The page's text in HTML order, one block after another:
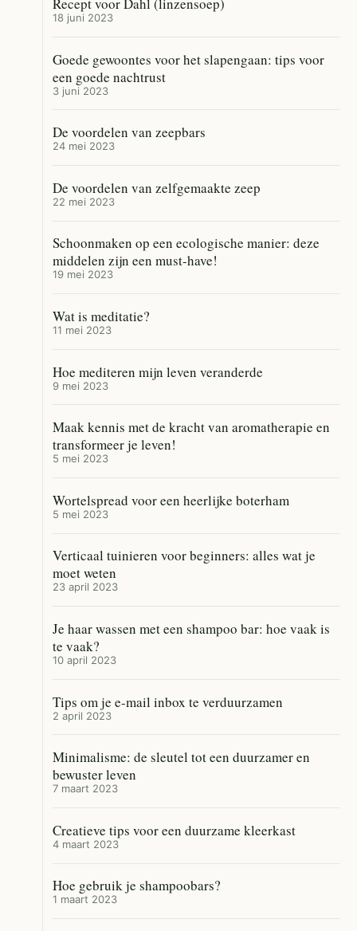
18 juni 2023
Goede gewoontes voor het slapengaan: tips voor
een goede nachtrust
3 juni 2023
De voordelen van zeepbars
24 mei 2023
De voordelen van zelfgemaakte zeep
22 mei 2023
Schoonmaken op een ecologische manier: deze
middelen zijn een must-have!
19 mei 2023
Wat is meditatie?
11 mei 2023
Hoe mediteren mijn leven veranderde
9 mei 2023
Maak kennis met de kracht van aromatherapie en
transformeer je leven!
5 mei 2023
Wortelspread voor een heerlijke boterham
5 mei 2023
Verticaal tuinieren voor beginners: alles wat je
moet weten
23 april 2023
Je haar wassen met een shampoo bar: hoe vaak is
te vaak?
10 april 2023
Tips om je e-mail inbox te verduurzamen
2 april 2023
Minimalisme: de sleutel tot een duurzamer en
bewuster leven
7 maart 2023
Creatieve tips voor een duurzame kleerkast
4 maart 2023
Hoe gebruik je shampoobars?
1 maart 2023